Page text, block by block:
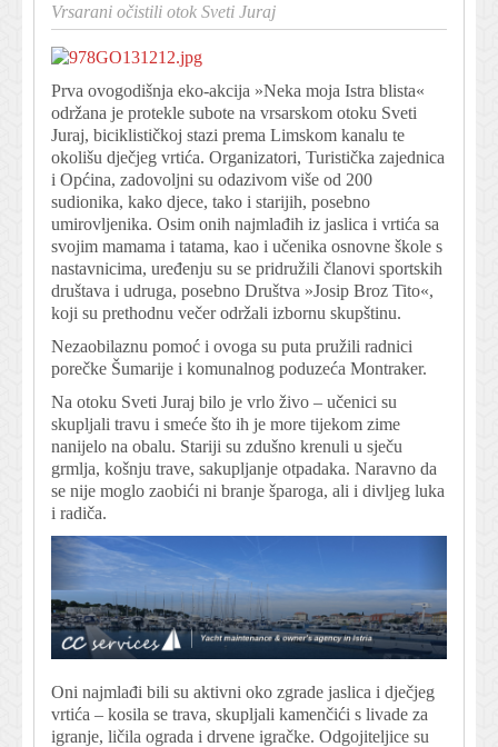
Vrsarani očistili otok Sveti Juraj
Prva ovogodišnja eko-akcija »Neka moja Istra blista«
održana je protekle subote na vrsarskom otoku Sveti
Juraj, biciklističkoj stazi prema Limskom kanalu te
okolišu dječjeg vrtića. Organizatori, Turistička zajednica
i Općina, zadovoljni su odazivom više od 200
sudionika, kako djece, tako i starijih, posebno
umirovljenika. Osim onih najmlađih iz jaslica i vrtića sa
svojim mamama i tatama, kao i učenika osnovne škole s
nastavnicima, uređenju su se pridružili članovi sportskih
društava i udruga, posebno Društva »Josip Broz Tito«,
koji su prethodnu večer održali izbornu skupštinu.
Nezaobilaznu pomoć i ovoga su puta pružili radnici
porečke Šumarije i komunalnog poduzeća Montraker.
Na otoku Sveti Juraj bilo je vrlo živo – učenici su
skupljali travu i smeće što ih je more tijekom zime
nanijelo na obalu. Stariji su zdušno krenuli u sječu
grmlja, košnju trave, sakupljanje otpadaka. Naravno da
se nije moglo zaobići ni branje šparoga, ali i divljeg luka
i radiča.
Oni najmlađi bili su aktivni oko zgrade jaslica i dječjeg
vrtića – kosila se trava, skupljali kamenčići s livade za
igranje, ličila ograda i drvene igračke. Odgojiteljice su